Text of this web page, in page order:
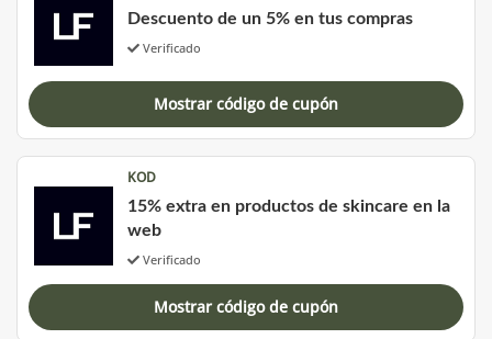
Descuento de un 5% en tus compras
Verificado
Mostrar código de cupón
KOD
15% extra en productos de skincare en la
web
Verificado
Mostrar código de cupón